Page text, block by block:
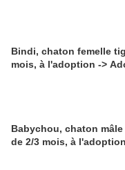
Bindi, chaton femelle
mois, à l'adoption ->
Babychou, chaton
de 2/3 mois, à